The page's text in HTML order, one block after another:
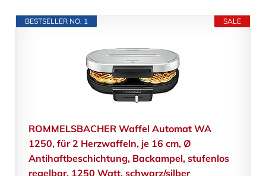
SALE
BESTSELLER NO. 1
ROMMELSBACHER Waffel Automat WA
1250, für 2 Herzwaffeln, je 16 cm, Ø
Antihaftbeschichtung, Backampel, stufenlos
regelbar, 1250 Watt, schwarz/silber